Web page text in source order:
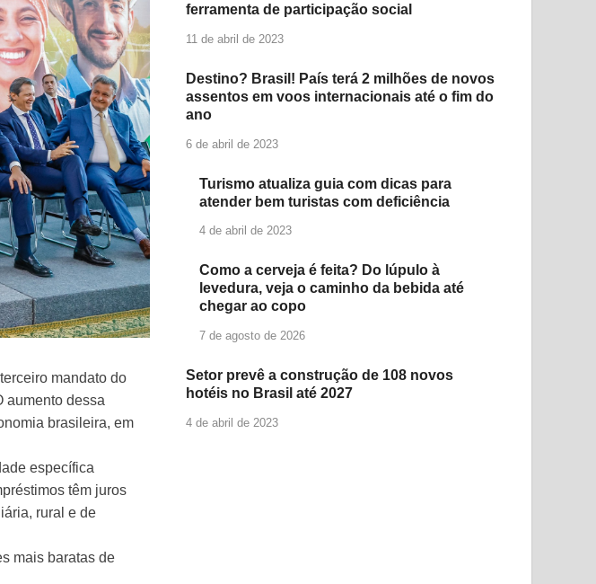
mandato do
aumento dessa
brasileira, em
específica
têm juros
rural e de
mais baratas de
ferramenta de participação social
11 de abril de 2023
Destino? Brasil! País terá 2 milhões de novos
assentos em voos internacionais até o fim do
ano
6 de abril de 2023
Turismo atualiza guia com dicas para
atender bem turistas com deficiência
4 de abril de 2023
Como a cerveja é feita? Do lúpulo à
levedura, veja o caminho da bebida até
chegar ao copo
7 de agosto de 2026
Setor prevê a construção de 108 novos
hotéis no Brasil até 2027
4 de abril de 2023